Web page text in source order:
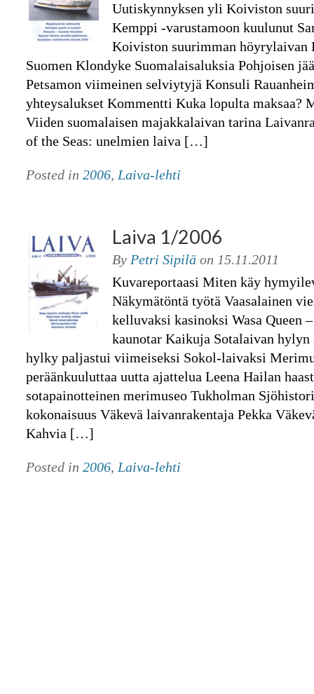
Uutiskynnyksen yli Koiviston
Kemppi -varustamoon kuulunut
Koiviston suurimman höyrylaivan
Suomen Klondyke Suomalaisaluksia Pohjoisen
Petsamon viimeinen selviytyjä Konsuli
yhteysalukset Kommentti Kuka lopulta maksaa?
Viiden suomalaisen majakkalaivan tarina
of the Seas: unelmien laiva […]
Posted in 2006, Laiva-lehti
Laiva 1/2006
By Petri Sipilä on 15.11.2011
Kuvareportaasi Miten käy
Näkymätöntä työtä Vaasalainen
kelluvaksi kasinoksi Wasa Queen
kaunotar Kaikuja Sotalaivan
hylky paljastui viimeiseksi Sokol-laivaksi
peräänkuuluttaa uutta ajattelua Leena Hailan
sotapainotteinen merimuseo Tukholman
kokonaisuus Väkevä laivanrakentaja Pekka
Kahvia […]
Posted in 2006, Laiva-lehti